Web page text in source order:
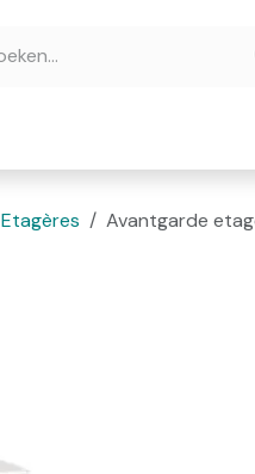
Etagères Avantgarde